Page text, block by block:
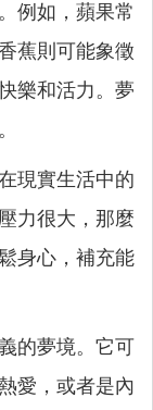
例如，蘋果常
蕉則可能象徵
樂和活力。夢
現實生活中的
力很大，那麼
身心，補充能
的夢境。它可
愛，或者是內